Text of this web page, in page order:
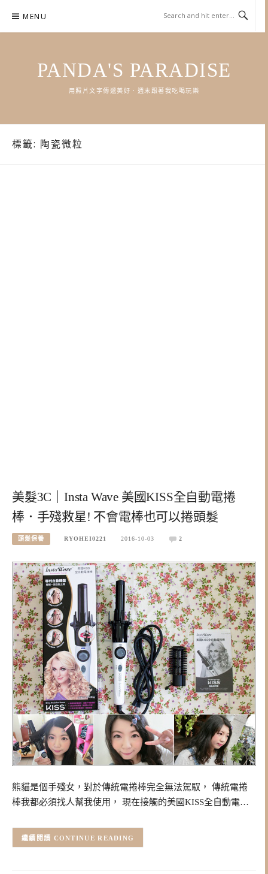
content
MENU
PANDA'S PARADISE
用照片文字傳遞美好．週末跟著我吃喝玩樂
標籤: 陶瓷微粒
美髮3C｜Insta Wave 美國KISS全自動電捲
棒．手殘救星! 不會電棒也可以捲頭髮
頭髮保養 RYOHEI0221 2016-10-03 2
熊貓是個手殘女，對於傳統電捲棒完全無法駕馭， 傳統電捲
棒我都必須找人幫我使用， 現在接觸的美國KISS全自動電…
CONTINUE READING